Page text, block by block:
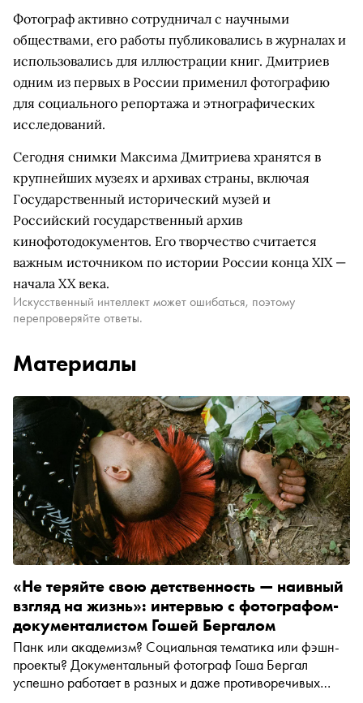
Фотограф активно сотрудничал с научными
обществами, его работы публиковались в журналах и
использовались для иллюстрации книг. Дмитриев
одним из первых в России применил фотографию
для социального репортажа и этнографических
исследований.
Сегодня снимки Максима Дмитриева хранятся в
крупнейших музеях и архивах страны, включая
Государственный исторический музей и
Российский государственный архив
кинофотодокументов. Его творчество считается
важным источником по истории России конца XIX —
начала XX века.
Искусственный интеллект может ошибаться, поэтому
перепроверяйте ответы.
Материалы
«Не теряйте свою детственность — наивный
взгляд на жизнь»: интервью с фотографом-
документалистом Гошей Бергалом
Панк или академизм? Социальная тематика или фэшн-
проекты? Документальный фотограф Гоша Бергал
успешно работает в разных и даже противоречивых